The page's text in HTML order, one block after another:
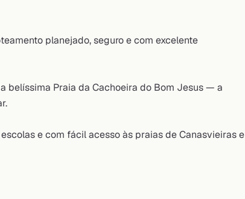
planejado, seguro e com excelente
belíssima Praia da Cachoeira do Bom Jesus — a
e com fácil acesso às praias de Canasvieiras e